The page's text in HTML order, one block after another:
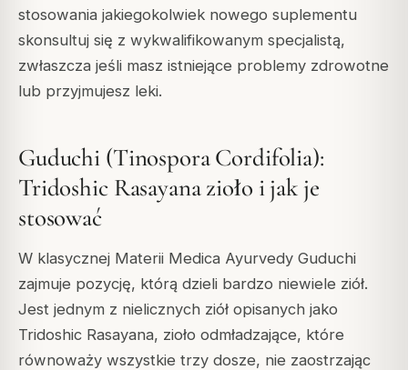
stosowania jakiegokolwiek nowego suplementu
skonsultuj się z wykwalifikowanym specjalistą,
zwłaszcza jeśli masz istniejące problemy zdrowotne
lub przyjmujesz leki.
Guduchi (Tinospora Cordifolia):
Tridoshic Rasayana zioło i jak je
stosować
W klasycznej Materii Medica Ayurvedy Guduchi
zajmuje pozycję, którą dzieli bardzo niewiele ziół.
Jest jednym z nielicznych ziół opisanych jako
Tridoshic Rasayana, zioło odmładzające, które
równoważy wszystkie trzy dosze, nie zaostrzając